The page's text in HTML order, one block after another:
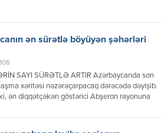
idarə, müəssisə və xidmət sahələrinin
ən sürətlə böyüyən şəhərləri
106
SAYI SÜRƏTLƏ ARTIR Azərbaycanda son
xəritəsi nəzərəçarpacaq dərəcədə dəyişib.
ən diqqətçəkən göstərici Abşeron rayonuna
əsas səbəbləri Bakının genişlənməsi, yeni